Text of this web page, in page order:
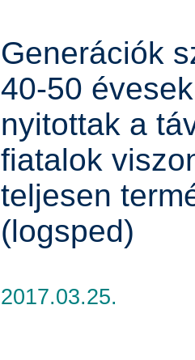
Generációk
40-50
nyitottak a
fiatalok
teljesen
(logsped)
2017.03.25.